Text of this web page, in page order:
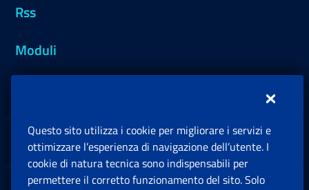
Rss
Moduli
Sedi e Contatti
Questo sito utilizza i cookie per migliorare i servizi e
ottimizzare l’esperienza di navigazione dell’utente. I
cookie di natura tecnica sono indispensabili per
permettere il corretto funzionamento del sito. Solo